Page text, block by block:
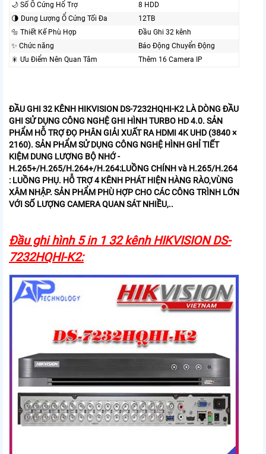
🌙 Số Ổ Cứng Hổ Trợ
8 HDD
🌗 Dung Lượng Ổ Cứng Tối Đa
12TB
🔩 Thiết Kế Phù Hợp
Đầu Ghi 32 kênh
✨ Chức năng
Báo Động Chuyển Động
🎇 Ưu Điểm Nên Quan Tâm
Thêm 16 Camera IP
ĐẦU GHI 32 KÊNH HIKVISION DS-7232HQHI-K2 LÀ DÒNG ĐẦU
GHI SỬ DỤNG CÔNG NGHỆ GHI HÌNH TURBO HD 4.0. SẢN
PHẨM HỖ TRỢ ĐỌ PHÂN GIẢI XUẤT RA HDMI 4K UHD (3840 ×
2160). SẢN PHẨM SỬ DỤNG CÔNG NGHỆ HÌNH GHỈ TIẾT
KIỆM DUNG LƯỢNG BỘ NHỚ -
H.265+/H.265/H.264+/H.264:LUỒNG CHÍNH và H.265/H.264
: LUỒNG PHỤ. HỖ TRỢ 4 KÊNH PHÁT HIỆN HÀNG RÀO,VÙNG
XÂM NHẬP. SẢN PHẨM PHÙ HỢP CHO CÁC CÔNG TRÌNH LỚN
VỚI SỐ LƯỢNG CAMERA QUAN SÁT NHIỀU,..
Đầu ghi hình 5 in 1 32 kênh HIKVISION DS-
7232HQHI-K2: